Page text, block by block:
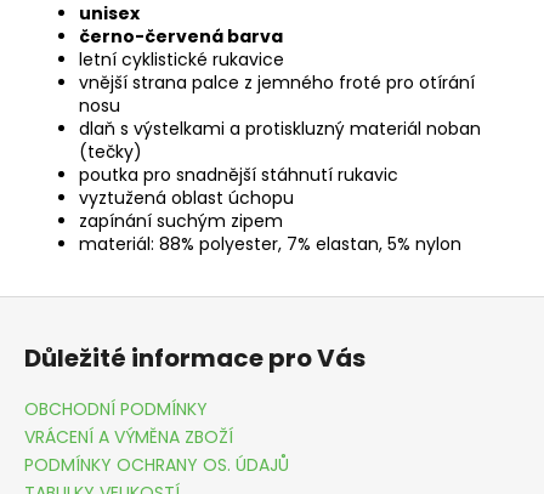
unisex
černo-červená barva
letní cyklistické rukavice
vnější strana palce z jemného froté pro otírání
nosu
dlaň s výstelkami a protiskluzný materiál noban
(tečky)
poutka pro snadnější stáhnutí rukavic
vyztužená oblast úchopu
zapínání suchým zipem
materiál: 88% polyester, 7% elastan, 5% nylon
Důležité informace pro Vás
OBCHODNÍ PODMÍNKY
VRÁCENÍ A VÝMĚNA ZBOŽÍ
PODMÍNKY OCHRANY OS. ÚDAJŮ